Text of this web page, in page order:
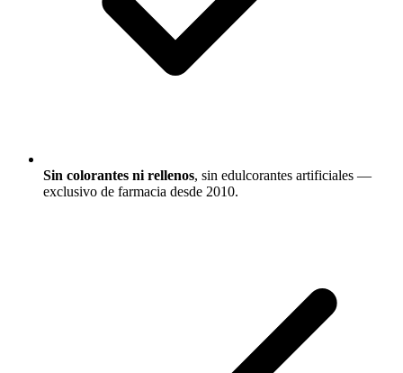
Sin colorantes ni rellenos, sin edulcorantes artificiales —
exclusivo de farmacia desde 2010.